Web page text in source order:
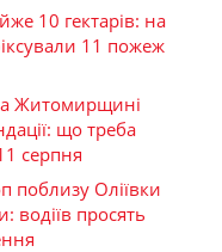
10 гектарів: на
11 пожеж
Житомирщині
що треба
серпня
поблизу Оліївки
водіїв просять